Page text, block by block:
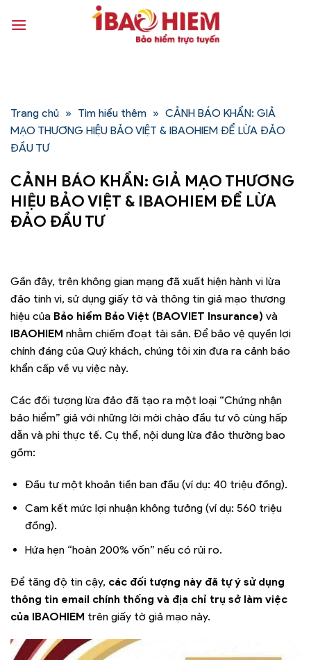
qua
Trang chủ » Tìm hiểu thêm » CẢNH BÁO KHẨN: GIẢ
MẠO THƯƠNG HIỆU BẢO VIỆT & IBAOHIEM ĐỂ LỪA ĐẢO
ĐẦU TƯ
CẢNH BÁO KHẨN: GIẢ MẠO THƯƠNG
HIỆU BẢO VIỆT & IBAOHIEM ĐỂ LỪA
ĐẢO ĐẦU TƯ
Gần đây, trên không gian mạng đã xuất hiện hành vi lừa
đảo tinh vi, sử dụng giấy tờ và thông tin giả mạo thương
hiệu của Bảo hiểm Bảo Việt (BAOVIET Insurance) và
IBAOHIEM nhằm chiếm đoạt tài sản. Để bảo vệ quyền lợi
chính đáng của Quý khách, chúng tôi xin đưa ra cảnh báo
khẩn cấp về vụ việc này.
Các đối tượng lừa đảo đã tạo ra một loại “Chứng nhận
bảo hiểm” giả với những lời mời chào đầu tư vô cùng hấp
dẫn và phi thực tế. Cụ thể, nội dung lừa đảo thường bao
gồm:
Đầu tư một khoản tiền ban đầu (ví dụ: 40 triệu đồng).
Cam kết mức lợi nhuận không tưởng (ví dụ: 560 triệu
đồng).
Hứa hẹn “hoàn 200% vốn” nếu có rủi ro.
Để tăng độ tin cậy, các đối tượng này đã tự ý sử dụng
thông tin email chính thống và địa chỉ trụ sở làm việc
của IBAOHIEM trên giấy tờ giả mạo này.